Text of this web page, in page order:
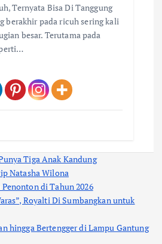
Ternyata Bisa Di Tanggung
berakhir pada ricuh sering kali
besar. Terutama pada
Tiga Anak Kandung
Natasha Wilona
di Tahun 2026
Royalti Di Sumbangkan untuk
hingga Bertengger di Lampu Gantung